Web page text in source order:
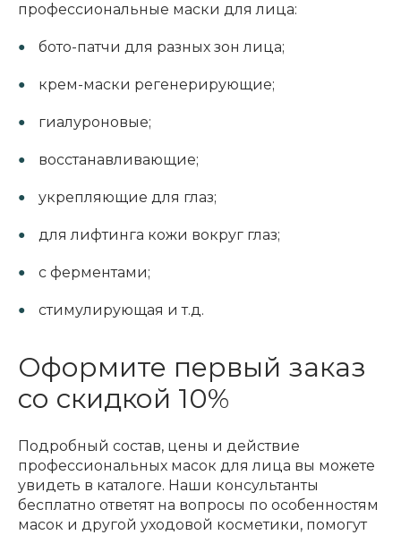
профессиональные маски для лица:
бото-патчи для разных зон лица;
крем-маски регенерирующие;
гиалуроновые;
восстанавливающие;
укрепляющие для глаз;
для лифтинга кожи вокруг глаз;
с ферментами;
стимулирующая и т.д.
Оформите первый заказ
со скидкой 10%
Подробный состав, цены и действие
профессиональных масок для лица вы можете
увидеть в каталоге. Наши консультанты
бесплатно ответят на вопросы по особенностям
масок и другой уходовой косметики, помогут